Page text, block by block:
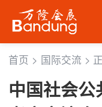
首页 > 国际交流 >
中国社会公